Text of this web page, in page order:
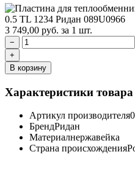
3 749,00 руб. за 1 шт.
−
+
В корзину
Характеристики товара
Артикул производителя
БрендРидан
Материалнержавейка
Страна происхождения